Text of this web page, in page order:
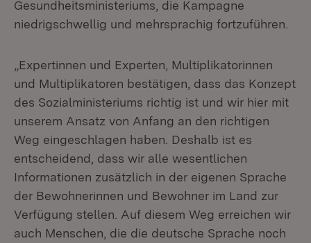
Gesundheitsministeriums, die Kampagne
niedrigschwellig und mehrsprachig fortzuführen.
„Expertinnen und Experten, Multiplikatorinnen
und Multiplikatoren bestätigen, dass das Konzept
des Sozialministeriums richtig ist und wir hier mit
unserem Ansatz von Anfang an den richtigen
Weg eingeschlagen haben. Deshalb ist es
entscheidend, dass wir alle wesentlichen
Informationen zusätzlich in der eigenen Sprache
der Bewohnerinnen und Bewohner im Land zur
Verfügung stellen. Auf diesem Weg erreichen wir
auch Menschen, die die deutsche Sprache noch